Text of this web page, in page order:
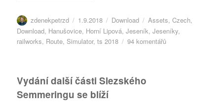
Autor:
zdenekpetrzd Publikováno:
1.9.2018 Rubriky:
Download Štítky:
Assets,Czech,
Download, Hanušovice, Horní Lipová,Jeseník,Jeseníky,
railworks, Route,Simulator,ts 2018 94 komentářůu
Vydání další části Slezského
Semmeringu se blíží